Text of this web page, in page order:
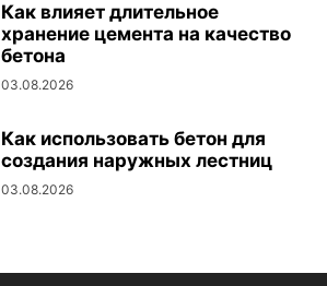
Как влияет длительное
хранение цемента на качество
бетона
03.08.2026
Как использовать бетон для
создания наружных лестниц
03.08.2026